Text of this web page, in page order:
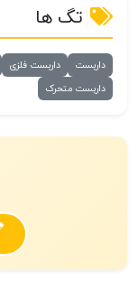
تگ ها
داربست داربست فلزی
داربست متحرک